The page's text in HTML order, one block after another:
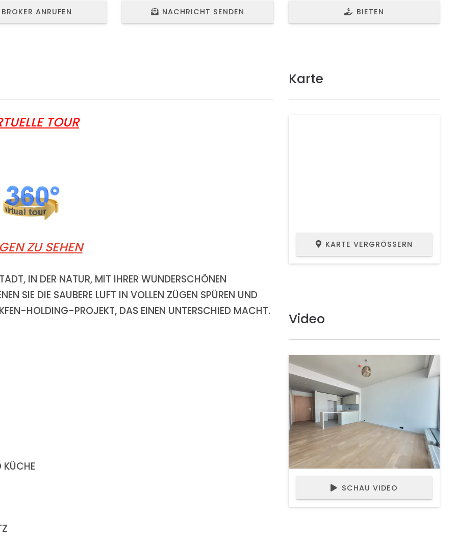
BROKER ANRUFEN NACHRICHT SENDEN BIETEN
TOUR
ZU SEHEN
IN DER NATUR, MIT IHRER WUNDERSCHÖNEN
SIE DIE SAUBERE LUFT IN VOLLEN ZÜGEN SPÜREN UND
HOLDING-PROJEKT, DAS EINEN UNTERSCHIED MACHT.
KÜCHE
Karte
KARTE VERGRÖSSERN
Video
SCHAU VIDEO